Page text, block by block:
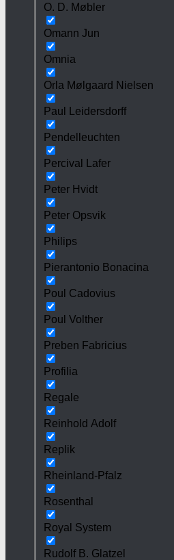
O. D. Møbler
Omann Jun
Omnia
Orla Mølgaard Nielsen
Paul Leidersdorff
Pendelleuchten
Percival Lafer
Peter Hvidt
Peter Opsvik
Philips
Pierantonio Bonacina
Poul Cadovius
Poul Volther
Preben Fabricius
Profilia
Regale
Reinhold Adolf
Replik
Rheinland-Pfalz
Rosenthal
Royal System
Rudolf B. Glatzel